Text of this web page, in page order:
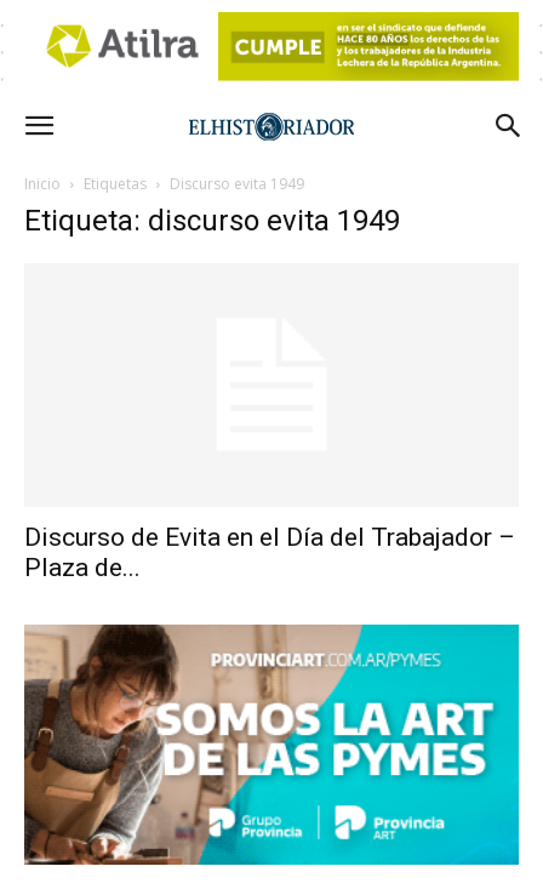
Inicio Etiquetas Discurso evita 1949
Etiqueta: discurso evita 1949
Discurso de Evita en el Día del Trabajador –
Plaza de...